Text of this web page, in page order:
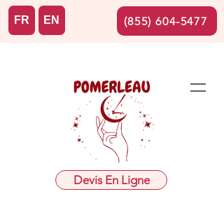
Devis En Ligne
FR EN (855) 604-5477